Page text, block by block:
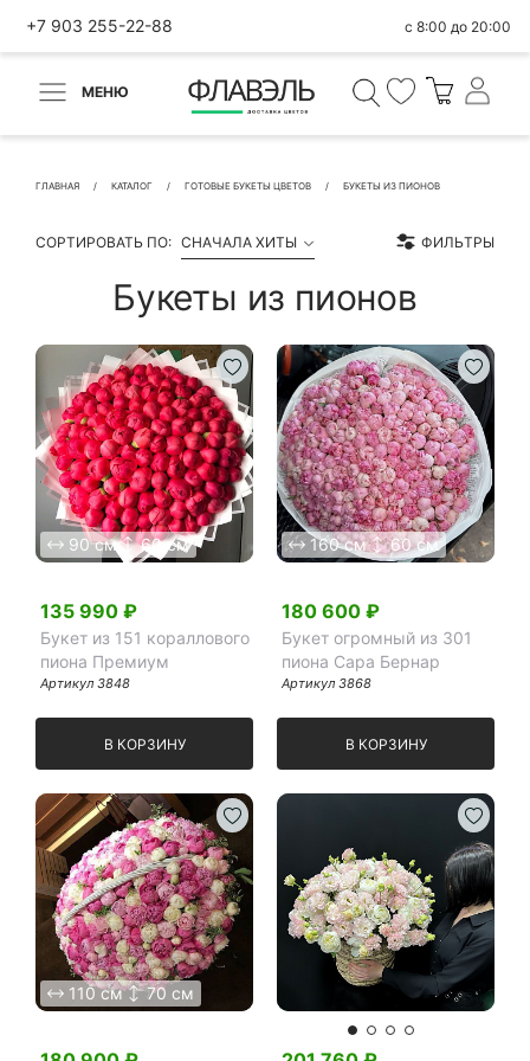
+7 903 255-22-88 с 8:00 до 20:00
МЕНЮ
ГЛАВНАЯ КАТАЛОГ ГОТОВЫЕ БУКЕТЫ ЦВЕТОВ БУКЕТЫ ИЗ ПИОНОВ
СОРТИРОВАТЬ ПО: СНАЧАЛА ХИТЫ ФИЛЬТРЫ
Букеты из пионов
90 см 60 см
135 990 ₽
Букет из 151 кораллового
пиона Премиум
Артикул 3848
В КОРЗИНУ
160 см 60 см
180 600 ₽
Букет огромный из 301
пиона Сара Бернар
Артикул 3868
В КОРЗИНУ
110 см 70 см
ВЕРНУТЬСЯ
Быстрая покупка
БЫСТРАЯ ПОКУПКА
Правила использования сайта ФЛАВЭЛЬ. Мы не
продаем ваши данные и храним их в безопасности